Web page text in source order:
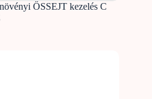
ŐSSEJT kezelés C